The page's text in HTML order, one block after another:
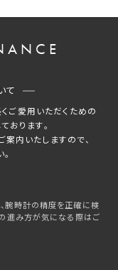
て
ご愛用いただくための
おります。
内いたしますので、
腕時計の精度を正確に検
の進み方が気になる際はご